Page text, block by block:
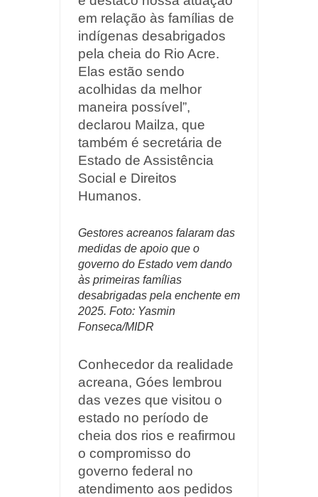
em relação às famílias de
indígenas desabrigados
pela cheia do Rio Acre.
Elas estão sendo
acolhidas da melhor
maneira possível”,
declarou Mailza, que
também é secretária de
Estado de Assistência
Social e Direitos
Humanos.
Gestores acreanos falaram das
medidas de apoio que o
governo do Estado vem dando
às primeiras famílias
desabrigadas pela enchente em
2025. Foto: Yasmin
Fonseca/MIDR
Conhecedor da realidade
acreana, Góes lembrou
das vezes que visitou o
estado no período de
cheia dos rios e reafirmou
o compromisso do
governo federal no
atendimento aos pedidos